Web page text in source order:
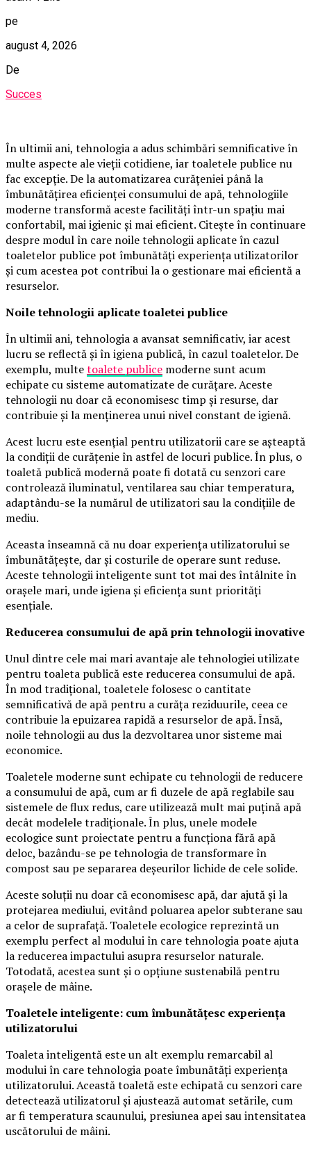
pe
august 4, 2026
De
Succes
În ultimii ani, tehnologia a adus schimbări semnificative în
multe aspecte ale vieții cotidiene, iar toaletele publice nu
fac excepție. De la automatizarea curățeniei până la
îmbunătățirea eficienței consumului de apă, tehnologiile
moderne transformă aceste facilități într-un spațiu mai
confortabil, mai igienic și mai eficient. Citește în continuare
despre modul în care noile tehnologii aplicate în cazul
toaletelor publice pot îmbunătăți experiența utilizatorilor
și cum acestea pot contribui la o gestionare mai eficientă a
resurselor.
Noile tehnologii aplicate toaletei publice
În ultimii ani, tehnologia a avansat semnificativ, iar acest
lucru se reflectă și în igiena publică, în cazul toaletelor. De
exemplu, multetoalete publice moderne sunt acum
echipate cu sisteme automatizate de curățare. Aceste
tehnologii nu doar că economisesc timp și resurse, dar
contribuie și la menținerea unui nivel constant de igienă.
Acest lucru este esențial pentru utilizatorii care se așteaptă
la condiții de curățenie în astfel de locuri publice. În plus, o
toaletă publică modernă poate fi dotată cu senzori care
controlează iluminatul, ventilarea sau chiar temperatura,
adaptându-se la numărul de utilizatori sau la condițiile de
mediu.
Aceasta înseamnă că nu doar experiența utilizatorului se
îmbunătățește, dar și costurile de operare sunt reduse.
Aceste tehnologii inteligente sunt tot mai des întâlnite în
orașele mari, unde igiena și eficiența sunt priorități
esențiale.
Reducerea consumului de apă prin tehnologii inovative
Unul dintre cele mai mari avantaje ale tehnologiei utilizate
pentru toaleta publică este reducerea consumului de apă.
În mod tradițional, toaletele folosesc o cantitate
semnificativă de apă pentru a curăța reziduurile, ceea ce
contribuie la epuizarea rapidă a resurselor de apă. Însă,
noile tehnologii au dus la dezvoltarea unor sisteme mai
economice.
Toaletele moderne sunt echipate cu tehnologii de reducere
a consumului de apă, cum ar fi duzele de apă reglabile sau
sistemele de flux redus, care utilizează mult mai puțină apă
decât modelele tradiționale. În plus, unele modele
ecologice sunt proiectate pentru a funcționa fără apă
deloc, bazându-se pe tehnologia de transformare în
compost sau pe separarea deșeurilor lichide de cele solide.
Aceste soluții nu doar că economisesc apă, dar ajută și la
protejarea mediului, evitând poluarea apelor subterane sau
a celor de suprafață. Toaletele ecologice reprezintă un
exemplu perfect al modului în care tehnologia poate ajuta
la reducerea impactului asupra resurselor naturale.
Totodată, acestea sunt și o opțiune sustenabilă pentru
orașele de mâine.
Toaletele inteligente: cum îmbunătățesc experiența
utilizatorului
Toaleta inteligentă este un alt exemplu remarcabil al
modului în care tehnologia poate îmbunătăți experiența
utilizatorului. Această toaletă este echipată cu senzori care
detectează utilizatorul și ajustează automat setările, cum
ar fi temperatura scaunului, presiunea apei sau intensitatea
uscătorului de mâini.